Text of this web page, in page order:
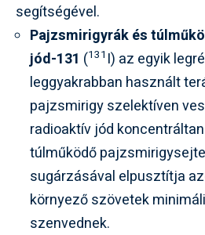
segítségével.
Pajzsmirigyrák és
jód-131 (131 I) az egyik
leggyakrabban használt
pajzsmirigy szelektíven
radioaktív jód
túlműködő
sugárzásával elpusztítja
környező szövetek
szenvednek.